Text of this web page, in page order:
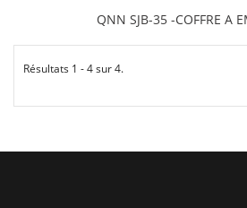
QNN SJB-35 -COFFRE A
Résultats 1 - 4 sur 4.